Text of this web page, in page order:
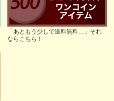
「あともう少しで送料無料…」それ
ならこちら！